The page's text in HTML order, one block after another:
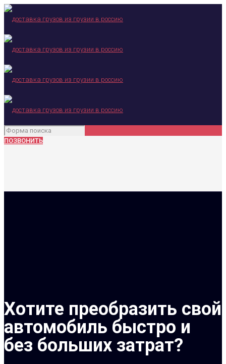
ПОЗВОНИТЬ
Хотите преобразить свой
автомобиль быстро и
без больших затрат?